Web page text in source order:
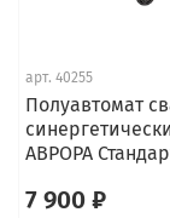
арт. 40255
Полуавтомат
АВРОРА
7 900 ₽